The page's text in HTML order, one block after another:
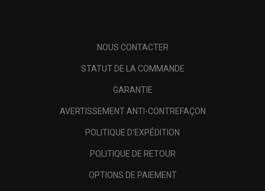
NOUS CONTACTER
STATUT DE LA COMMANDE
GARANTIE
AVERTISSEMENT ANTI-CONTREFAÇON
POLITIQUE D'EXPÉDITION
POLITIQUE DE RETOUR
OPTIONS DE PAIEMENT